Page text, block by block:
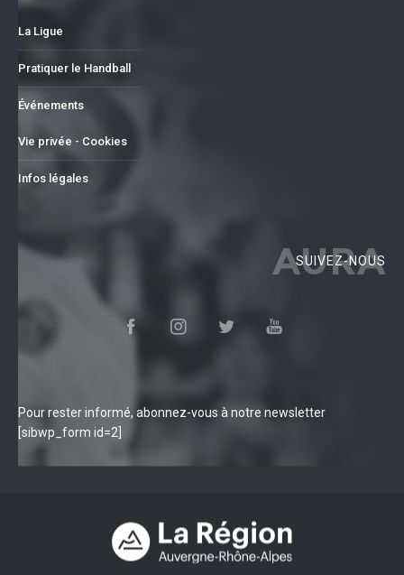
La Ligue
Pratiquer le Handball
Événements
Vie privée - Cookies
Infos légales
AURA
SUIVEZ-NOUS
Pour rester informé, abonnez-vous à notre newsletter
[sibwp_form id=2]